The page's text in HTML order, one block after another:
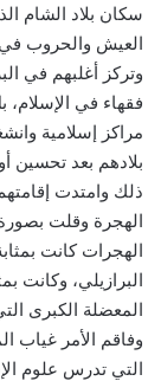
سكان بلاد الشام
العيش والحروب في
وتركز أغلبهم في
فقهاء في
مراكز إسلامية
بلادهم بعد تحسين
ذلك وامتدت
الهجرة وقلت
الهجرات كانت
البرازيلي، وكانت
المعضلة الكبرى
وفاقم الأمر غياب
التي تدرس علوم